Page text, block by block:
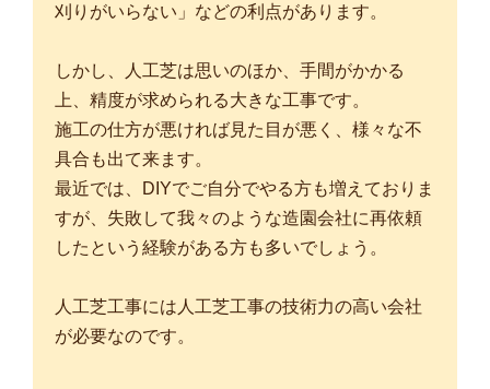
刈りがいらない」などの利点があります。
しかし、人工芝は思いのほか、手間がかかる
上、精度が求められる大きな工事です。
施工の仕方が悪ければ見た目が悪く、様々な不
具合も出て来ます。
最近では、DIYでご自分でやる方も増えておりま
すが、失敗して我々のような造園会社に再依頼
したという経験がある方も多いでしょう。
人工芝工事には人工芝工事の技術力の高い会社
が必要なのです。